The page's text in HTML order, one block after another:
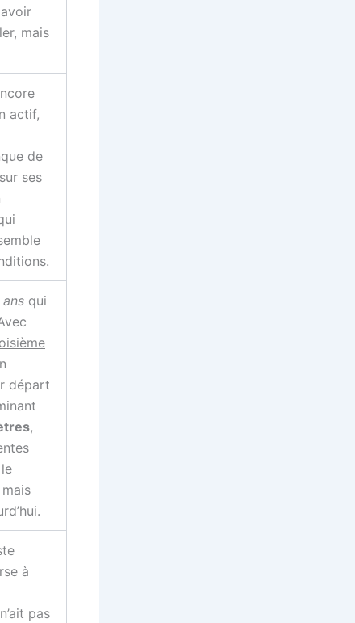
mais
actif,
de
ses
.
qui
départ
,
à
pas